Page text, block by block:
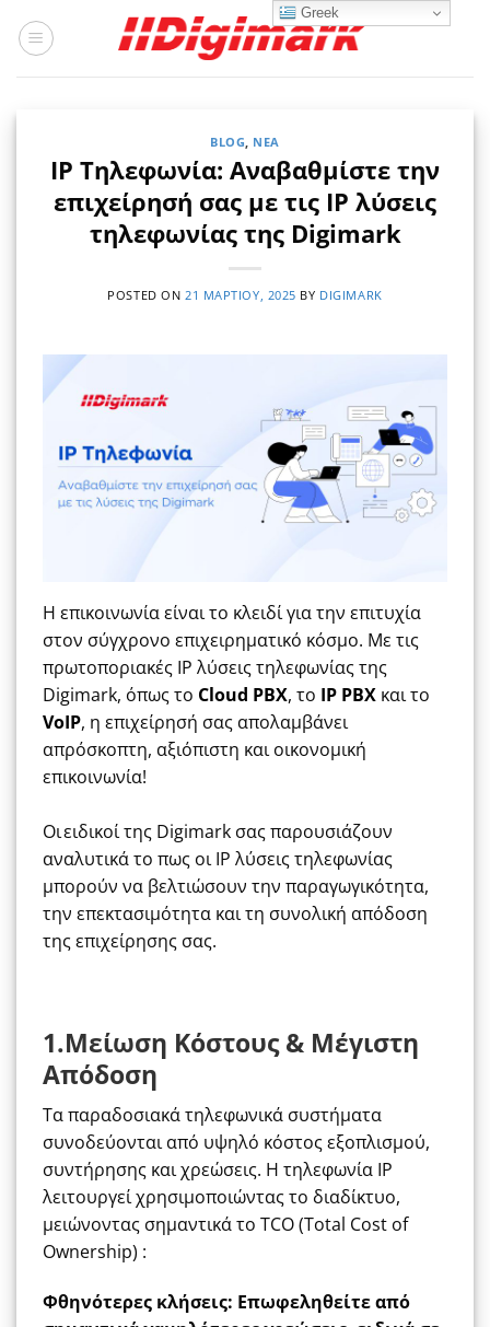
στο
BLOG, ΝΈΑ
IP Τηλεφωνία: Αναβαθμίστε την
επιχείρησή σας με τις ΙΡ λύσεις
τηλεφωνίας της Digimark
POSTED ON 21 ΜΑΡΤΊΟΥ, 2025 BY DIGIMARK
Η επικοινωνία είναι το κλειδί για την επιτυχία
στον σύγχρονο επιχειρηματικό κόσμο. Με τις
πρωτοποριακές IP λύσεις τηλεφωνίας της
Digimark, όπως το Cloud PBX, το IP PBX και το
VoIP, η επιχείρησή σας απολαμβάνει
απρόσκοπτη, αξιόπιστη και οικονομική
επικοινωνία!
Οι ειδικοί της Digimark σας παρουσιάζουν
αναλυτικά το πως οι ΙΡ λύσεις τηλεφωνίας
μπορούν να βελτιώσουν την παραγωγικότητα,
την επεκτασιμότητα και τη συνολική απόδοση
της επιχείρησης σας.
1.Μείωση Κόστους & Μέγιστη
Απόδοση
Τα παραδοσιακά τηλεφωνικά συστήματα
συνοδεύονται από υψηλό κόστος εξοπλισμού,
συντήρησης και χρεώσεις. Η τηλεφωνία IP
λειτουργεί χρησιμοποιώντας το διαδίκτυο,
μειώνοντας σημαντικά το TCO (Total Cost of
Ownership) :
Φθηνότερες κλήσεις: Επωφεληθείτε από
Greek